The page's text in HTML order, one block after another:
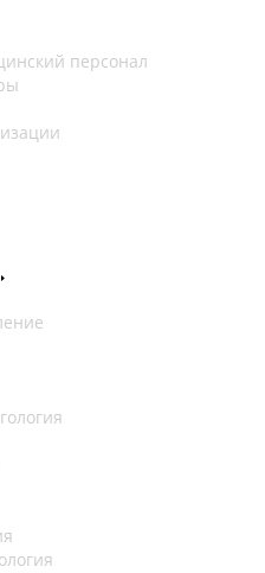
персонал